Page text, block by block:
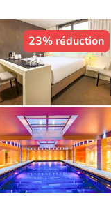
23% réduction